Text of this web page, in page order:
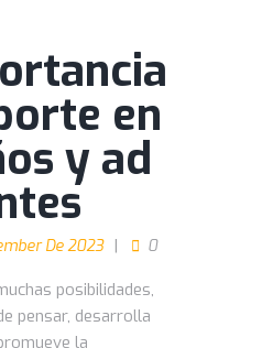
en
y ad
De 2023 0
posibilidades,
pensar, desarrolla
la